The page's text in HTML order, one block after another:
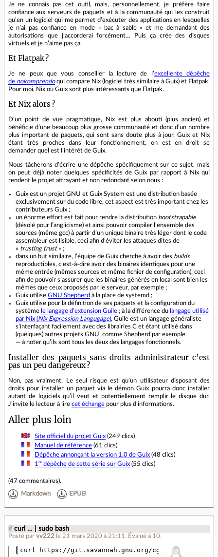
Je ne connais pas cet outil, mais, personnellement, je préfère faire
confiance aux serveurs de paquets et à la communauté qui les construit
qu’en un logiciel qui me permet d’exécuter des applications en lesquelles
je n’ai pas confiance en mode « bac à sable » et me demandant des
autorisations que j’accorderai forcément… Puis ça crée des disques
virtuels et je n’aime pas ça.
Et Flatpak ?
Je ne peux que vous conseiller la lecture de l’excellente dépêche
de nokomprendoqui compare Nix (logiciel très similaire à Guix) et Flatpak.
Pour moi, Nix ou Guix sont plus intéressants que Flatpak.
Et Nix alors ?
D’un point de vue pragmatique, Nix est plus abouti (plus ancien) et
bénéficie d’une beaucoup plus grosse communauté et donc d’un nombre
plus important de paquets, qui sont sans doute plus à jour. Guix et Nix
étant très proches dans leur fonctionnement, on est en droit se
demander quel est l’intérêt de Guix.
Nous tâcherons d’écrire une dépêche spécifiquement sur ce sujet, mais
on peut déjà noter quelques spécificités de Guix par rapport à Nix qui
rendent le projet attrayant et non redondant selon nous :
Guix est un projet GNU et Guix System est une distribution basée
exclusivement sur du code libre, cet aspect est très important chez les
contributeurs Guix ;
un énorme effort est fait pour rendre la distribution bootstrapable
(désolé pour l’anglicisme) et ainsi pouvoir compiler l’ensemble des
sources (même gcc) à partir d’un unique binaire très léger dont le code
assembleur est lisible, ceci afin d’éviter les attaques dites de
« trusting trust» ;
dans un but similaire, l’équipe de Guix cherche à avoir des builds
reproductibles, c’est‑à‑dire avoir des binaires identiques pour une
même entrée (mêmes sources et même fichier de configuration), ceci
afin de pouvoir s’assurer que les binaires générés en local sont bien les
mêmes que ceux proposés par le serveur, par exemple ;
Guix utilise GNU Shepherd à la place de systemd ;
Guix utilise pour la définition de ses paquets et la configuration du
système le langage d’extension Guile ; à la différence du langage utilisé
par Nix (Nix Expression Langugage), Guile est un langage généraliste
s’interfaçant facilement avec des librairies C et étant utilisé dans
(quelques) autres projets GNU, comme Shepherd par exemple
— à noter qu’ils sont tous les deux des langages fonctionnels.
Installer des paquets sans droits administrateur c’est
pas un peu dangereux ?
Non, pas vraiment. Le seul risque est qu’un utilisateur disposant des
droits pour installer un paquet via le démon Guix pourra donc installer
autant de logiciels qu’il veut et potentiellement remplir le disque dur.
J’invite le lecteur à lire cet échange pour plus d’informations.
Aller plus loin
Site officiel du projet Guix(249 clics)
Manuel de référence(61 clics)
Dépêche annonçant la version 1.0 de Guix(48 clics)
1ʳᵉ dépêche de cette série sur Guix(55 clics)
(47 commentaires).
Markdown EPUB
# curl … | sudo bash
Posté par vv222 le 21 mars 2020 à 21:11. Évalué à 10.